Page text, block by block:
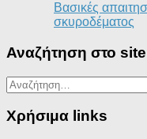
Βασικές
σκυροδέματος
Αναζήτηση στο
Αναζήτηση
για:
Χρήσιμα links